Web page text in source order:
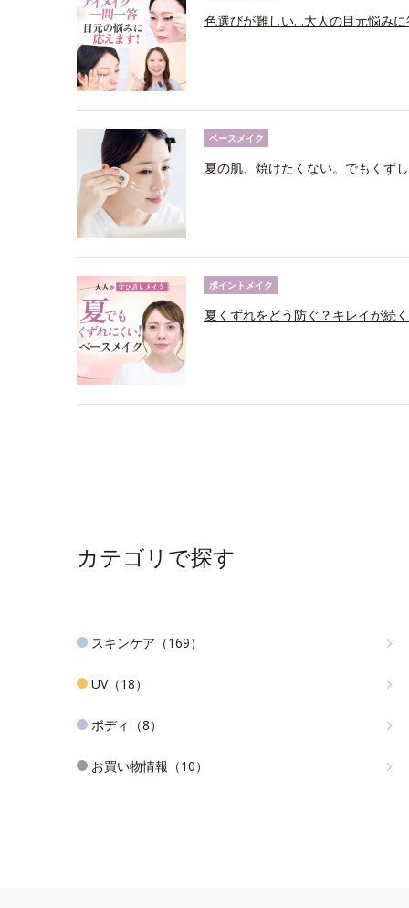
色選びが難しい…大人の目元悩み
ベースメイク
夏の肌、焼けたくない。でもくず
ポイントメイク
夏くずれをどう防ぐ？キレイが続
カテゴリで探す
スキンケア（169）
UV（18）
ボディ（8）
お買い物情報（10）